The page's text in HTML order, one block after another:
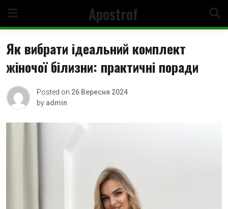
content
Apostrof
Як вибрати ідеальний комплект
жіночої білизни: практичні поради
Posted on 26 Вересня 2024
by admin